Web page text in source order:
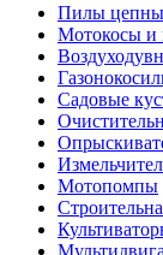
Пилы
Мотокосы и
Садовые
Мотопомпы